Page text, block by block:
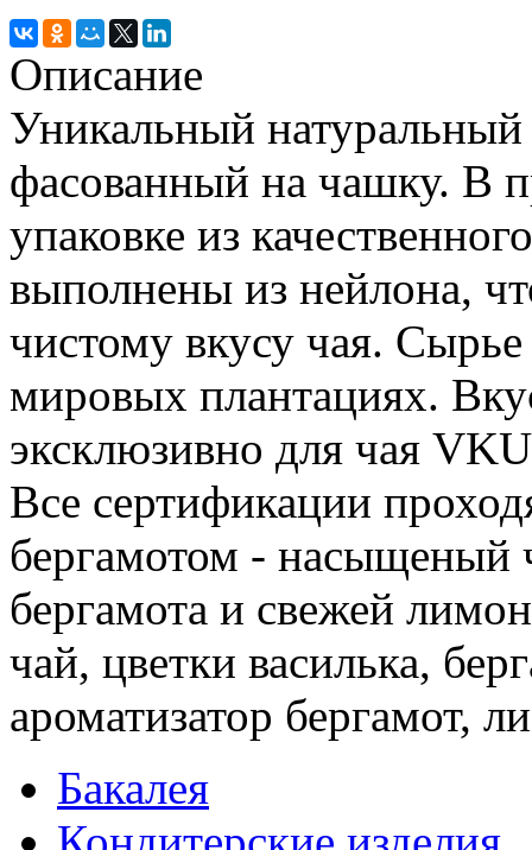
Описание
Уникальный
фасованный на чашку. В
упаковке из
выполнены из нейлона,
чистому вкусу чая.
мировых плантациях.
эксклюзивно для чая
Все сертификации
бергамотом - насыщеный
бергамота и свежей
чай, цветки василька,
ароматизатор бергамот,
Бакалея